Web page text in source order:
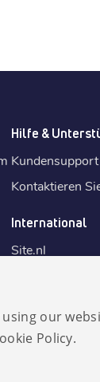
Hilfe &
Kundensupport
Kontaktieren
International
Site.nl
Site.eu
our
Policy.